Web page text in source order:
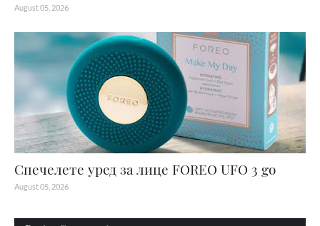
August 05, 2026
Спечелете уред за лице FOREO UFO 3 go
August 05, 2026